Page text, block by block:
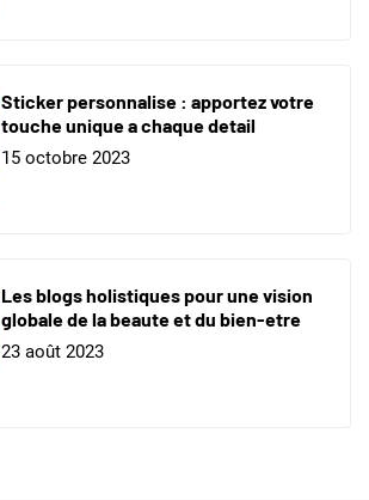
Sticker personnalise : apportez votre
touche unique a chaque detail
15 octobre 2023
Les blogs holistiques pour une vision
globale de la beaute et du bien-etre
23 août 2023